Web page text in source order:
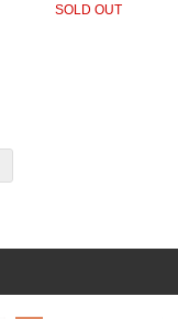
SOLD OUT